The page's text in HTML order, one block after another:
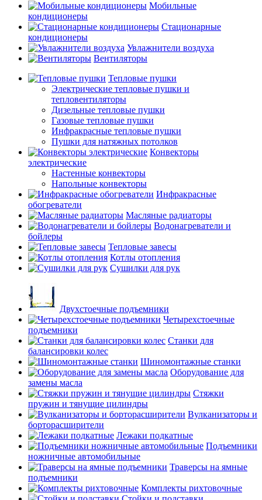
Мобильные
кондиционеры
Стационарные
кондиционеры
Увлажнители воздуха
Вентиляторы
Тепловые пушки
Электрические тепловые пушки и
тепловентиляторы
Дизельные тепловые пушки
Газовые тепловые пушки
Инфракрасные тепловые пушки
Пушки для натяжных потолков
Конвекторы
электрические
Настенные конвекторы
Напольные конвекторы
Инфракрасные
обогреватели
Масляные радиаторы
Водонагреватели и
бойлеры
Тепловые завесы
Котлы отопления
Сушилки для рук
Двухстоечные подъемники
Четырехстоечные
подъемники
Станки для
балансировки колес
Шиномонтажные станки
Оборудование для
замены масла
Стяжки
пружин и тянущие цилиндры
Вулканизаторы и
борторасширители
Лежаки подкатные
Подъемники
ножничные автомобильные
Траверсы на ямные
подъемники
Комплекты рихтовочные